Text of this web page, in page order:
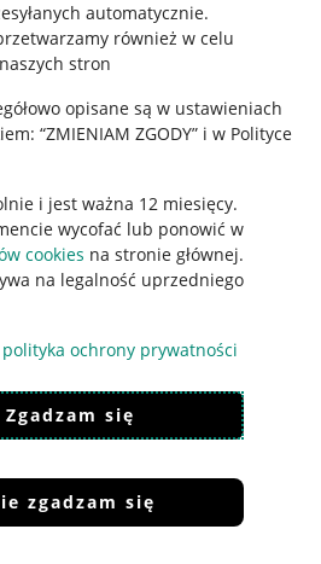
automatycznie.
również w celu
stron
opisane są w ustawieniach
“ZMIENIAM ZGODY” i w Polityce
i jest ważna 12 miesięcy.
wycofać lub ponowić w
cookies na stronie głównej.
na legalność uprzedniego
polityka ochrony prywatności
Zgadzam się
zgadzam się
Cyfrowych
akceptacjęregulaminu